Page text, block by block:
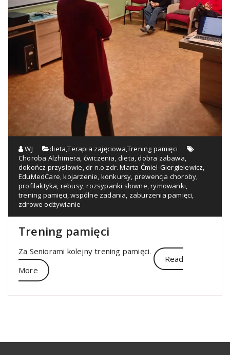
WJ dieta,Terapia zajęciowa,Trening pamięci
Choroba Alzhimera, ćwiczenia,dieta,dobra zabawa,
dokończ przysłowie,dr n.o zdr. Marta Ćmiel-Giergielewicz,
EduMedCare,kojarzenie, konkursy, prewencja choroby,
profilaktyka, rebusy,rozsypanki słowne,rymowanki,
trening pamięci,wspólne zadania, zaburzenia pamięci,
zdrowe odżywianie
Trening pamięci
Za Seniorami kolejny trening pamięci.
Read
More